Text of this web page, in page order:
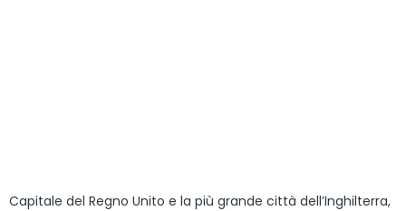
Capitale del Regno Unito e la più grande città dell’Inghilterra,